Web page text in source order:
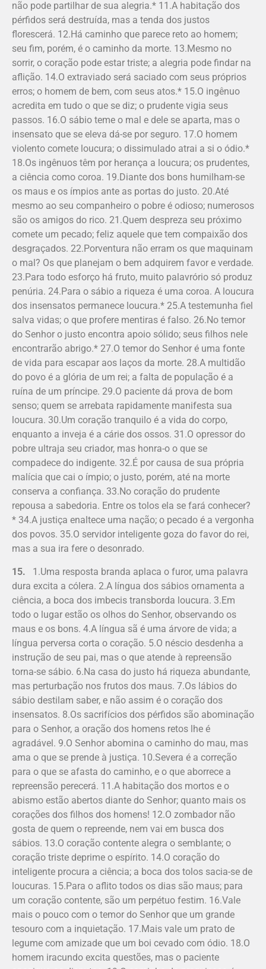
não pode partilhar de sua alegria.* 11.A habitação dos
pérfidos será destruída, mas a tenda dos justos
florescerá. 12.Há caminho que parece reto ao homem;
seu fim, porém, é o caminho da morte. 13.Mesmo no
sorrir, o coração pode estar triste; a alegria pode findar na
aflição. 14.O extraviado será saciado com seus próprios
erros; o homem de bem, com seus atos.* 15.O ingênuo
acredita em tudo o que se diz; o prudente vigia seus
passos. 16.O sábio teme o mal e dele se aparta, mas o
insensato que se eleva dá-se por seguro. 17.O homem
violento comete loucura; o dissimulado atrai a si o ódio.*
18.Os ingênuos têm por herança a loucura; os prudentes,
a ciência como coroa. 19.Diante dos bons humilham-se
os maus e os ímpios ante as portas do justo. 20.Até
mesmo ao seu companheiro o pobre é odioso; numerosos
são os amigos do rico. 21.Quem despreza seu próximo
comete um pecado; feliz aquele que tem compaixão dos
desgraçados. 22.Porventura não erram os que maquinam
o mal? Os que planejam o bem adquirem favor e verdade.
23.Para todo esforço há fruto, muito palavrório só produz
penúria. 24.Para o sábio a riqueza é uma coroa. A loucura
dos insensatos permanece loucura.* 25.A testemunha fiel
salva vidas; o que profere mentiras é falso. 26.No temor
do Senhor o justo encontra apoio sólido; seus filhos nele
encontrarão abrigo.* 27.O temor do Senhor é uma fonte
de vida para escapar aos laços da morte. 28.A multidão
do povo é a glória de um rei; a falta de população é a
ruína de um príncipe. 29.O paciente dá prova de bom
senso; quem se arrebata rapidamente manifesta sua
loucura. 30.Um coração tranquilo é a vida do corpo,
enquanto a inveja é a cárie dos ossos. 31.O opressor do
pobre ultraja seu criador, mas honra-o o que se
compadece do indigente. 32.É por causa de sua própria
malícia que cai o ímpio; o justo, porém, até na morte
conserva a confiança. 33.No coração do prudente
repousa a sabedoria. Entre os tolos ela se fará conhecer?
* 34.A justiça enaltece uma nação; o pecado é a vergonha
dos povos. 35.O servidor inteligente goza do favor do rei,
mas a sua ira fere o desonrado.
15. 1.Uma resposta branda aplaca o furor, uma palavra
dura excita a cólera. 2.A língua dos sábios ornamenta a
ciência, a boca dos imbecis transborda loucura. 3.Em
todo o lugar estão os olhos do Senhor, observando os
maus e os bons. 4.A língua sã é uma árvore de vida; a
língua perversa corta o coração. 5.O néscio desdenha a
instrução de seu pai, mas o que atende à repreensão
torna-se sábio. 6.Na casa do justo há riqueza abundante,
mas perturbação nos frutos dos maus. 7.Os lábios do
sábio destilam saber, e não assim é o coração dos
insensatos. 8.Os sacrifícios dos pérfidos são abominação
para o Senhor, a oração dos homens retos lhe é
agradável. 9.O Senhor abomina o caminho do mau, mas
ama o que se prende à justiça. 10.Severa é a correção
para o que se afasta do caminho, e o que aborrece a
repreensão perecerá. 11.A habitação dos mortos e o
abismo estão abertos diante do Senhor; quanto mais os
corações dos filhos dos homens! 12.O zombador não
gosta de quem o repreende, nem vai em busca dos
sábios. 13.O coração contente alegra o semblante; o
coração triste deprime o espírito. 14.O coração do
inteligente procura a ciência; a boca dos tolos sacia-se de
loucuras. 15.Para o aflito todos os dias são maus; para
um coração contente, são um perpétuo festim. 16.Vale
mais o pouco com o temor do Senhor que um grande
tesouro com a inquietação. 17.Mais vale um prato de
legume com amizade que um boi cevado com ódio. 18.O
homem iracundo excita questões, mas o paciente